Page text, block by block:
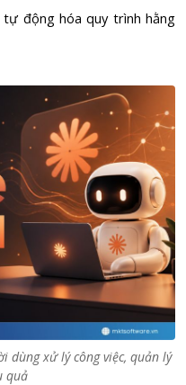
động hóa quy trình hằng
dùng xử lý công việc, quản lý
quả